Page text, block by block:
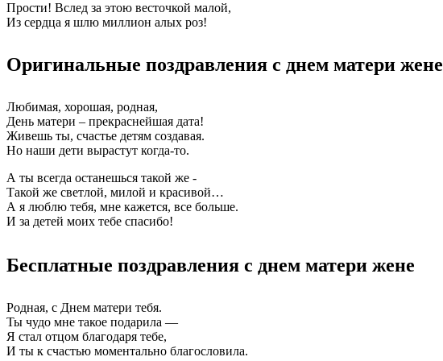
Прости! Вслед за этою весточкой малой,
Из сердца я шлю миллион алых роз!
Оригинальные поздравления с днем матери жене
Любимая, хорошая, родная,
День матери – прекраснейшая дата!
Живешь ты, счастье детям создавая.
Но наши дети вырастут когда-то.
А ты всегда останешься такой же -
Такой же светлой, милой и красивой…
А я люблю тебя, мне кажется, все больше.
И за детей моих тебе спасибо!
Бесплатные поздравления с днем матери жене
Родная, с Днем матери тебя.
Ты чудо мне такое подарила —
Я стал отцом благодаря тебе,
И ты к счастью моментально благословила.